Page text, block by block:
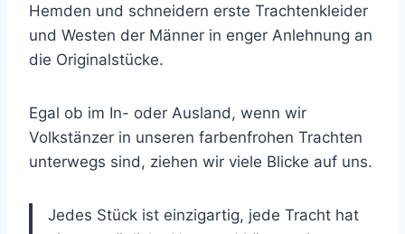
Hemden und schneidern erste Trachtenkleider
und Westen der Männer in enger Anlehnung an
die Originalstücke.
Egal ob im In- oder Ausland, wenn wir
Volkstänzer in unseren farbenfrohen Trachten
unterwegs sind, ziehen wir viele Blicke auf uns.
Jedes Stück ist einzigartig, jede Tracht hat